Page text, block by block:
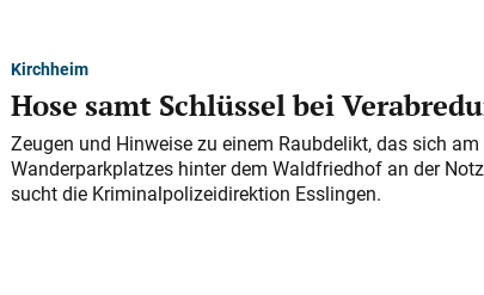
Kirchheim
Hose samt Schlüssel bei
Zeugen und Hinweise zu einem Raubdelikt, das sich
Wanderparkplatzes hinter dem Waldfriedhof an der
sucht die Kriminalpolizeidirektion Esslingen.